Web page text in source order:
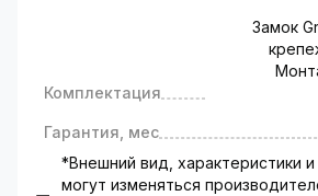
Комплектация
Замок
Гарантия, мес
*Внешний вид, характеристики
могут изменяться